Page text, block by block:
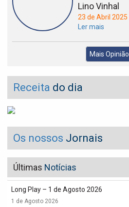
Lino Vinhal
23 de Abril 2025
Ler mais
Mais Opinião
Receita do dia
Os nossos Jornais
Últimas Notícias
Long Play – 1 de Agosto 2026
1 de Agosto 2026